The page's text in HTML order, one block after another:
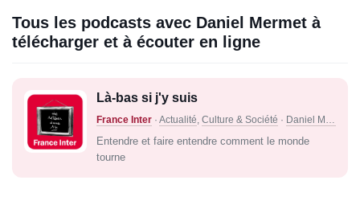
Tous les podcasts avec Daniel Mermet à
télécharger et à écouter en ligne
Là-bas si j'y suis
France Inter · Actualité, Culture & Société · Daniel Mermet
Entendre et faire entendre comment le monde
tourne